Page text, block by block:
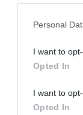
Personal
I want to
Opted In
I want to
Opted In17